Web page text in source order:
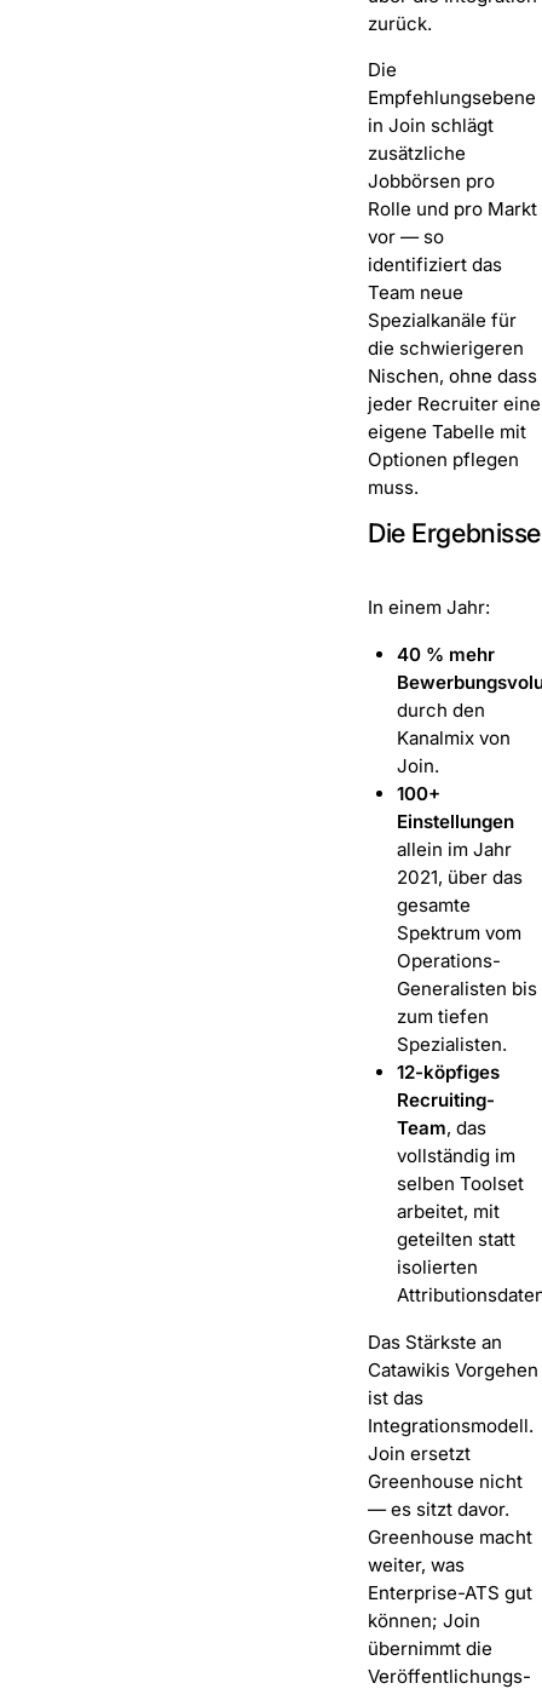
zurück.
Die
Empfehlungsebene
in Join schlägt
zusätzliche
Jobbörsen pro
Rolle und pro Markt
vor — so
identifiziert das
Team neue
Spezialkanäle für
die schwierigeren
Nischen, ohne dass
jeder Recruiter eine
eigene Tabelle mit
Optionen pflegen
muss.
Die Ergebnisse
In einem Jahr:
40 % mehr
durch den
Kanalmix von
Join.
100+
Einstellungen
allein im Jahr
2021, über das
gesamte
Spektrum vom
Operations-
Generalisten bis
zum tiefen
Spezialisten.
12-köpfiges
Recruiting-
Team, das
vollständig im
selben Toolset
arbeitet, mit
geteilten statt
isolierten
Das Stärkste an
Catawikis Vorgehen
ist das
Integrationsmodell.
Join ersetzt
Greenhouse nicht
— es sitzt davor.
Greenhouse macht
weiter, was
Enterprise-ATS gut
können; Join
übernimmt die
Veröffentlichungs-